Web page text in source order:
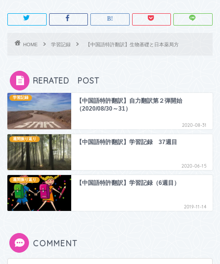
HOME 学習記録 【中国語特許翻訳】生物基礎と日本薬局方
RERATED POST
学習記録
【中国語特許翻訳】自力翻訳第２弾開始
（2020/08/30～31）
2020-08-31
週間振り返り 【中国語特許翻訳】学習記録 37週目
2020-06-15
週間振り返り 【中国語特許翻訳】学習記録（6週目）
2019-11-14
COMMENT